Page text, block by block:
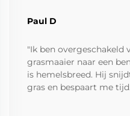
Paul D
"Ik ben overgeschakeld
grasmaaier naar een
is hemelsbreed. Hij
gras en bespaart me